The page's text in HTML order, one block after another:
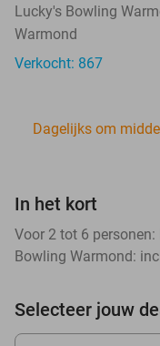
Lucky's Bowling
Warmond
Verkocht: 867
Dagelijks om
In het kort
Voor 2 tot 6
Bowling Warmond:
Selecteer jouw